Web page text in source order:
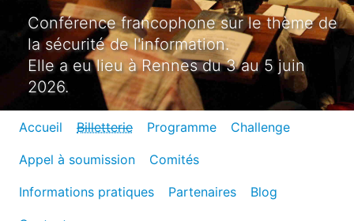
Conférence francophone sur le thème de
la sécurité de l'information.
Elle a eu lieu à Rennes du 3 au 5 juin
2026.
Accueil Billetterie Programme Challenge
Appel à soumission Comités
Informations pratiques Partenaires Blog